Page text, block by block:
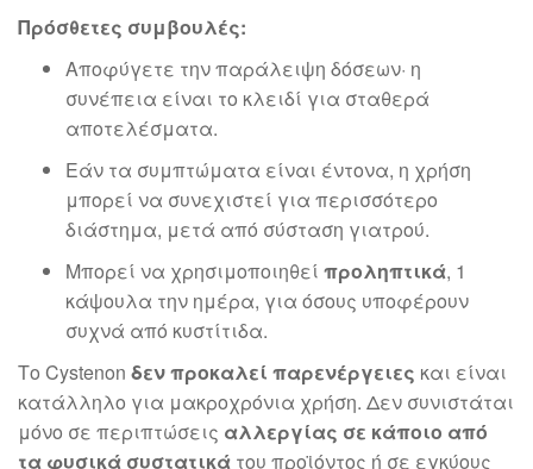
Πρόσθετες συμβουλές:
Αποφύγετε την παράλειψη δόσεων· η
συνέπεια είναι το κλειδί για σταθερά
αποτελέσματα.
Εάν τα συμπτώματα είναι έντονα, η χρήση
μπορεί να συνεχιστεί για περισσότερο
διάστημα, μετά από σύσταση γιατρού.
Μπορεί να χρησιμοποιηθεί προληπτικά, 1
κάψουλα την ημέρα, για όσους υποφέρουν
συχνά από κυστίτιδα.
Το Cystenon δεν προκαλεί παρενέργειες και είναι
κατάλληλο για μακροχρόνια χρήση. Δεν συνιστάται
μόνο σε περιπτώσεις αλλεργίας σε κάποιο από
τα φυσικά συστατικά του προϊόντος ή σε εγκύους